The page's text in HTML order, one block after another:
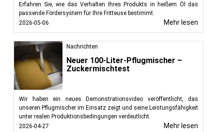
Erfahren Sie, wie das Verhalten Ihres Produkts in heißem Öl das
passende Fördersystem für Ihre Fritteuse bestimmt.
2026-05-06
Mehr lesen
Nachrichten
Neuer 100-Liter-Pflugmischer –
Zuckermischtest
Wir haben ein neues Demonstrationsvideo veröffentlicht, das
unseren Pflugmischer im Einsatz zeigt und seine Leistungsfähigkeit
unter realen Produktionsbedingungen verdeutlicht.
2026-04-27
Mehr lesen